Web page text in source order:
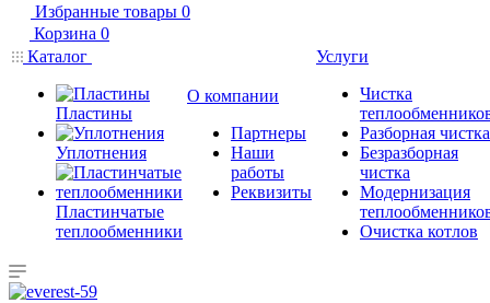
Избранные товары 0
Корзина 0
Каталог
Пластины
Уплотнения
Пластинчатые
теплообменники
О компании
Партнеры
Наши
работы
Реквизиты
Услуги
Чистка
Разборная чистка
Безразборная
чистка
Модернизация
Очистка котлов